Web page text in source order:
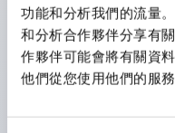
功能和分析我們的流量
和分析合作夥伴分享有
作夥伴可能會將有關資
他們從您使用他們的服
雙按鈕開關，可將兩
三種功能集結於一顆
完整支援全球各地需
需分色管理的 LED 燈